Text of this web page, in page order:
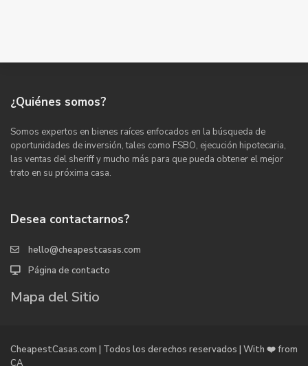
¿Quiénes somos?
Somos expertos en bienes raíces enfocados en la búsqueda de
oportunidades de inversión, tales como FSBO, ejecución hipotecaria,
las ventas del sheriff y mucho más para que pueda obtener el mejor
trato en su próxima casa.
Desea contactarnos?
hello@cheapestcasas.com
Página de contacto
Mapa del Sitio
CheapestCasas.com | Todos los derechos reservados | With ❤️ from
CA